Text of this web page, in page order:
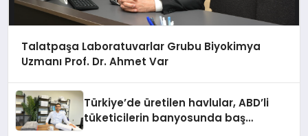
Talatpaşa Laboratuvarlar Grubu Biyokimya
Uzmanı Prof. Dr. Ahmet Var
Türkiye’de üretilen havlular, ABD’li
tüketicilerin banyosunda baş